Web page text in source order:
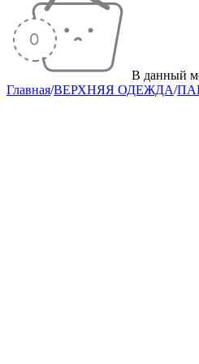
В данный
Главная/ВЕРХНЯЯ ОДЕЖДА/